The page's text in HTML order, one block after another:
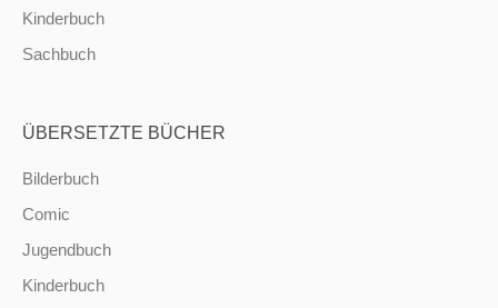
Kinderbuch
Sachbuch
ÜBERSETZTE BÜCHER
Bilderbuch
Comic
Jugendbuch
Kinderbuch